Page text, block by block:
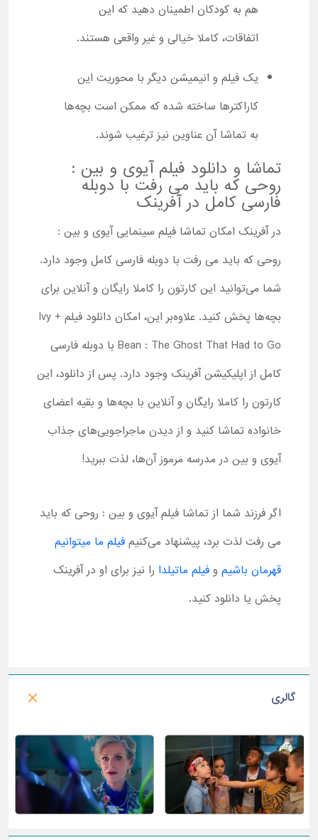
هم به کودکان اطمینان دهید که این
اتفاقات، کاملا خیالی و غیر واقعی هستند.
یک فیلم و انیمیشن دیگر با محوریت این
کاراکترها ساخته شده که ممکن است بچه‌ها
به تماشا آن عناوین نیز ترغیب شوند.
تماشا و دانلود فیلم آیوی و بین :
روحی که باید می رفت با دوبله
فارسی کامل در آفرینک
در آفرینک امکان تماشا فیلم سینمایی آیوی و بین :
روحی که باید می رفت با دوبله فارسی کامل وجود دارد.
شما می‌توانید این کارتون را کاملا رایگان و آنلاین برای
بچه‌ها پخش کنید. علاوه‌بر این، امکان دانلود فیلم Ivy +
Bean : The Ghost That Had to Go با دوبله فارسی
کامل از اپلیکیشن آفرینک وجود دارد. پس از دانلود، این
کارتون را کاملا رایگان و آنلاین با بچه‌ها و بقیه اعضای
خانواده تماشا کنید و از دیدن ماجراجویی‌های جذاب
آیوی و بین در مدرسه مرموز آن‌ها، لذت ببرید!
اگر فرزند شما از تماشا فیلم آیوی و بین : روحی که باید
می رفت لذت برد، پیشنهاد می‌کنیم فیلم ما میتوانیم
قهرمان باشیم و فیلم ماتیلدا را نیز برای او در آفرینک
پخش یا دانلود کنید.
گالری